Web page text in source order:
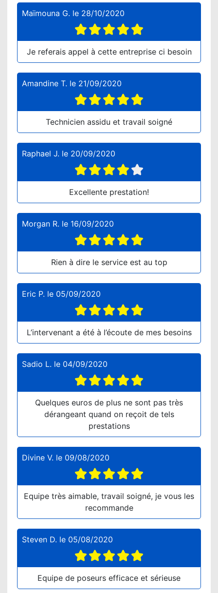
Maïmouna G. le 28/10/2020
Je referais appel à cette entreprise ci besoin
Amandine T. le 21/09/2020
Technicien assidu et travail soigné
Raphael J. le 20/09/2020
Excellente prestation!
Morgan R. le 16/09/2020
Rien à dire le service est au top
Eric P. le 05/09/2020
L’intervenant a été à l’écoute de mes besoins
Sadio L. le 04/09/2020
Quelques euros de plus ne sont pas très
dérangeant quand on reçoit de tels
prestations
Divine V. le 09/08/2020
Equipe très aimable, travail soigné, je vous les
recommande
Steven D. le 05/08/2020
Equipe de poseurs efficace et sérieuse